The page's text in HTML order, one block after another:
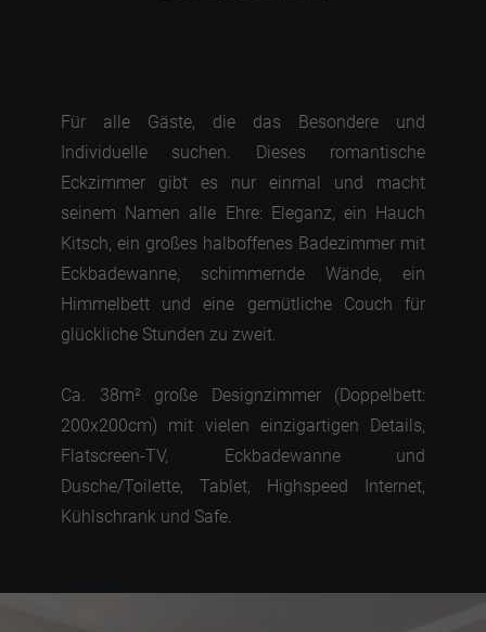
Für alle Gäste, die das Besondere und
Individuelle suchen. Dieses romantische
Eckzimmer gibt es nur einmal und macht
seinem Namen alle Ehre: Eleganz, ein Hauch
Kitsch, ein großes halboffenes Badezimmer mit
Eckbadewanne, schimmernde Wände, ein
Himmelbett und eine gemütliche Couch für
glückliche Stunden zu zweit.
Ca. 38m² große Designzimmer (Doppelbett:
200x200cm) mit vielen einzigartigen Details,
Flatscreen-TV, Eckbadewanne und
Dusche/Toilette, Tablet, Highspeed Internet,
Kühlschrank und Safe.